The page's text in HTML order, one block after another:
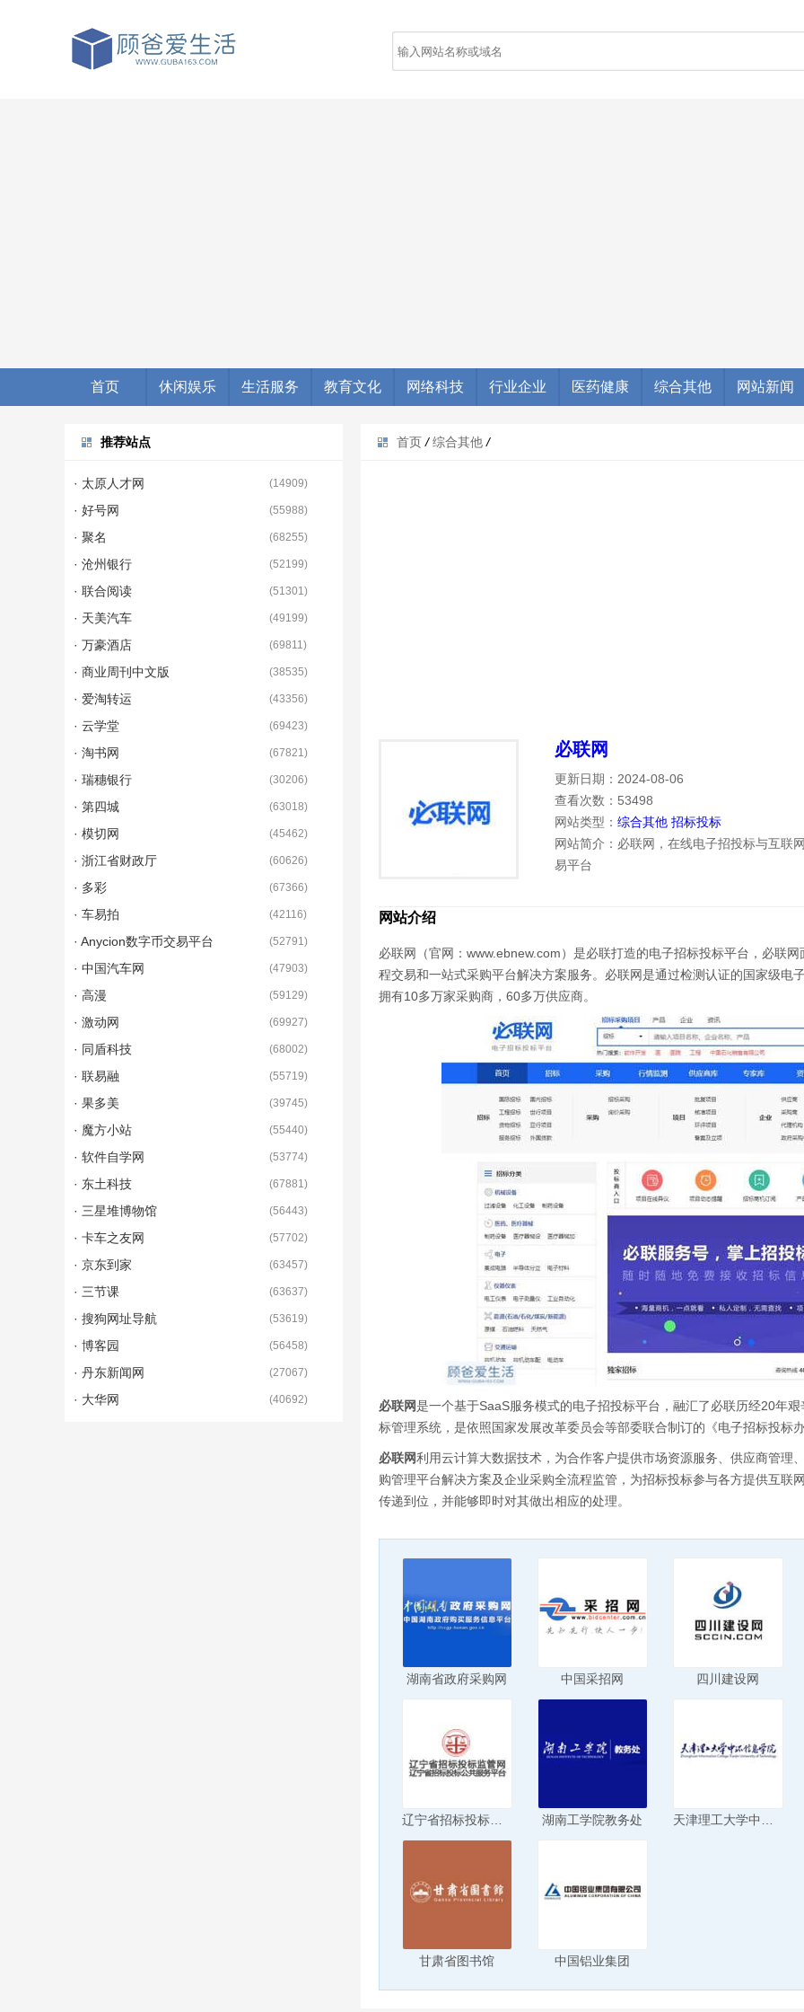
首页 休闲娱乐 生活服务 教育文化 网络科技 行业企业 医药健康 综合其他 网站新闻
首页 / 综合其他 /
必联网
更新日期：2024-08-06
查看次数：53498
网站类型： 综合其他 招标投标
网站简介：必联网，在线电子招投标与互联
易平台
网站介绍
必联网（官网：www.ebnew.com）是必联打造的电子招标投标平台，必联
程交易和一站式采购平台解决方案服务。必联网是通过检测认证的国家级电
拥有10多万家采购商，60多万供应商。
必联网是一个基于SaaS服务模式的电子招投标平台，融汇了必联历经20年
标管理系统，是依照国家发展改革委员会等部委联合制订的《电子招标投标
必联网利用云计算大数据技术，为合作客户提供市场资源服务、供应商管理
购管理平台解决方案及企业采购全流程监管，为招标投标参与各方提供互联
传递到位，并能够即时对其做出相应的处理。
湖南省政府采购网 中国采招网 四川建设网
湖南工学院教务处
甘肃省图书馆 中国铝业集团
推荐站点
· 太原人才网 (14909)
· 好号网 (55988)
· 聚名 (68255)
· 沧州银行 (52199)
· 联合阅读 (51301)
· 天美汽车 (49199)
· 万豪酒店 (69811)
· 商业周刊中文版 (38535)
· 爱淘转运 (43356)
· 云学堂 (69423)
· 淘书网 (67821)
· 瑞穗银行 (30206)
· 第四城 (63018)
· 模切网 (45462)
· 浙江省财政厅 (60626)
· 多彩 (67366)
· 车易拍 (42116)
· Anycion数字币交易平台 (52791)
· 中国汽车网 (47903)
· 高漫 (59129)
· 激动网 (69927)
· 同盾科技 (68002)
· 联易融 (55719)
· 果多美 (39745)
· 魔方小站 (55440)
· 软件自学网 (53774)
· 东土科技 (67881)
· 三星堆博物馆 (56443)
· 卡车之友网 (57702)
· 京东到家 (63457)
· 三节课 (63637)
· 搜狗网址导航 (53619)
· 博客园 (56458)
· 丹东新闻网 (27067)
· 大华网 (40692)